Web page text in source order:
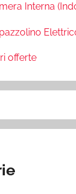
Interna
offerte